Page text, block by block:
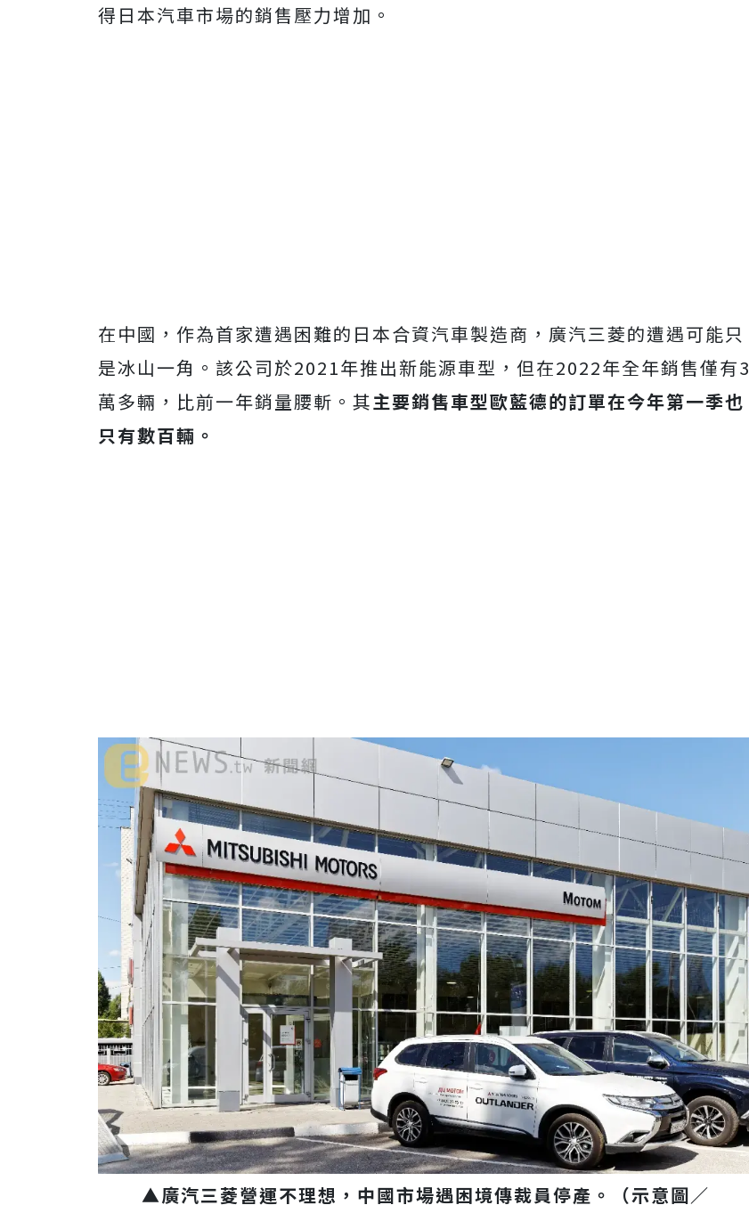
得日本汽車市場的銷售壓力增加。
在中國，作為首家遭遇困難的日本合資汽車製造商，廣汽三菱的遭遇可能只
是冰山一角。該公司於2021年推出新能源車型，但在2022年全年銷售僅有3
萬多輛，比前一年銷量腰斬。其主要銷售車型歐藍德的訂單在今年第一季也
只有數百輛。
▲廣汽三菱營運不理想，中國市場遇困境傳裁員停產。 （示意圖／